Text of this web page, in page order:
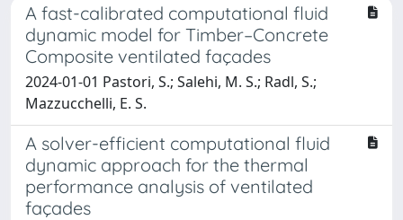
A fast-calibrated computational fluid
dynamic model for Timber–Concrete
Composite ventilated façades
2024-01-01 Pastori, S.; Salehi, M. S.; Radl, S.;
Mazzucchelli, E. S.
A solver-efficient computational fluid
dynamic approach for the thermal
performance analysis of ventilated
façades